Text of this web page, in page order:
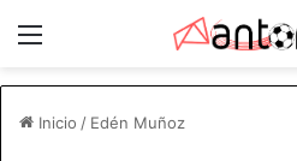
Inicio / Edén Muñoz